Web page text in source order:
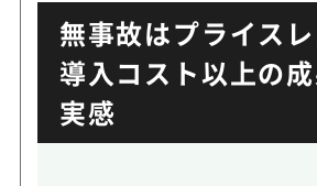
無事故はプライスレ
導入コスト以上の
実感